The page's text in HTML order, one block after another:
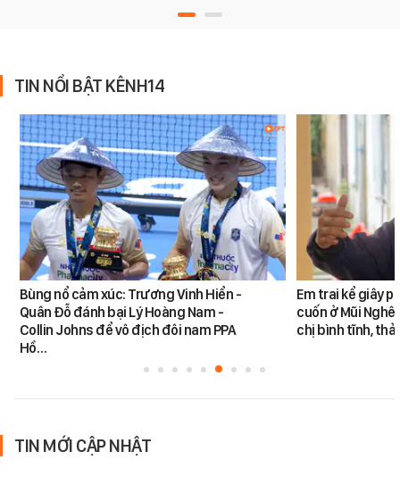
TIN NỔI BẬT KÊNH14
Bùng nổ cảm xúc: Trương Vinh Hiển -
Quân Đỗ đánh bại Lý Hoàng Nam -
Collin Johns để vô địch đôi nam PPA
Hồ…
Em trai kể giây
cuốn ở Mũi
chị bình tĩnh,
TIN MỚI CẬP NHẬT